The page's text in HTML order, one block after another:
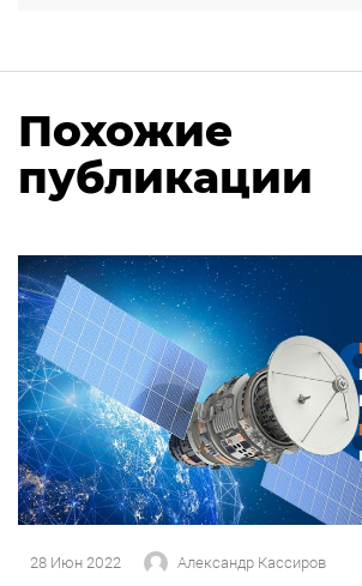
Похожие
публикации
28 Июн 2022 Александр Кассиров